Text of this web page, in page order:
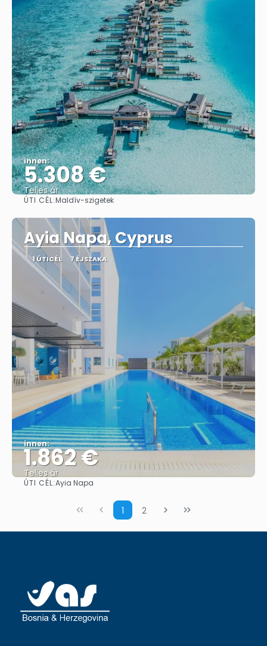
innen:
5.308 €
Teljes ár
Megnézem
ÚTI CÉL:Maldív-szigetek
Ayia Napa, Cyprus
1 ÚTICÉL 7 ÉJSZAKA
innen:
1.862 €
Teljes ár
ÚTI CÉL:Ayia Napa
1 2